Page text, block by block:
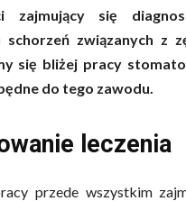
zajmujący się
związanych z
się bliżej pracy
do tego zawodu.
leczenia
przede wszystkim